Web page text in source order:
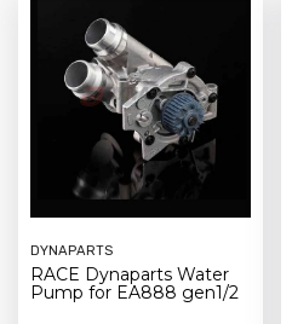
DYNAPARTS
RACE Dynaparts Water
Pump for EA888 gen1/2